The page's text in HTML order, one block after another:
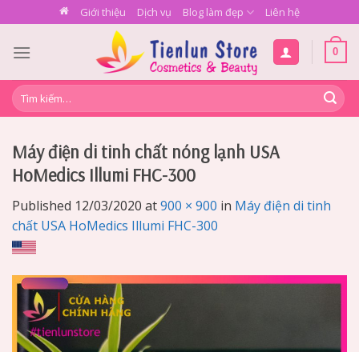
to
content
Giới thiệu Dịch vụ Blog làm đẹp Liên hệ
0
Tìm
kiếm:
Máy điện di tinh chất nóng lạnh USA
HoMedics Illumi FHC-300
Published 12/03/2020 at900 × 900 in Máy điện di tinh
chất USA HoMedics Illumi FHC-300